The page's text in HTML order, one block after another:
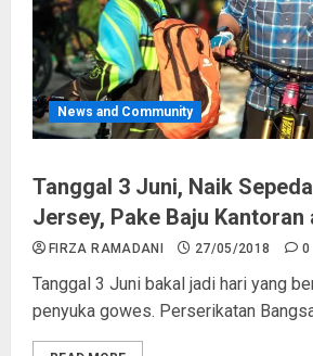
News and Community
Tanggal 3 Juni, Naik
Jersey, Pake Baju Kantoran
FIRZA RAMADANI 27/05/2018 0
Tanggal 3 Juni bakal jadi hari yang
penyuka gowes. Perserikatan